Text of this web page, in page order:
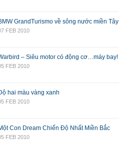
GrandTurismo về sông nước miền Tây
FEB 2010
– Siêu motor có động cơ…máy bay!
FEB 2010
hai màu vàng xanh
FEB 2010
Con Dream Chiến Độ Nhất Miền Bắc
FEB 2010